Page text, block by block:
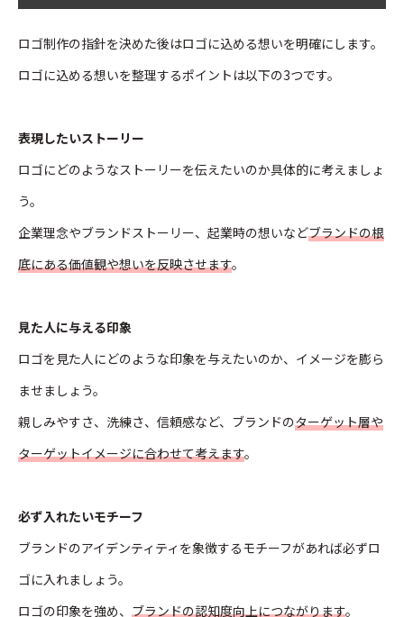
ロゴ制作の指針を決めた後はロゴに込める想いを明確にします。
ロゴに込める想いを整理するポイントは以下の3つです。
表現したいストーリー
ロゴにどのようなストーリーを伝えたいのか具体的に考えましょ
う。
企業理念やブランドストーリー、起業時の想いなどブランドの根
底にある価値観や想いを反映させます。
見た人に与える印象
ロゴを見た人にどのような印象を与えたいのか、イメージを膨ら
ませましょう。
親しみやすさ、洗練さ、信頼感など、ブランドのターゲット層や
ターゲットイメージに合わせて考えます。
必ず入れたいモチーフ
ブランドのアイデンティティを象徴するモチーフがあれば必ずロ
ゴに入れましょう。
ロゴの印象を強め、 ブランドの認知度向上につながります。